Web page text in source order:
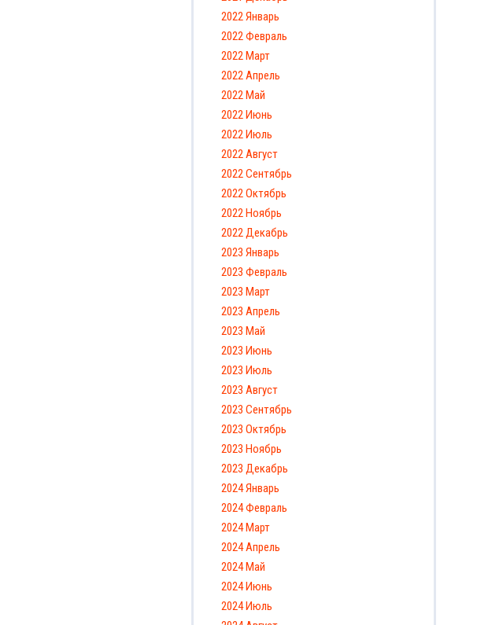
2022 Январь
2022 Февраль
2022 Март
2022 Апрель
2022 Май
2022 Июнь
2022 Июль
2022 Август
2022 Сентябрь
2022 Октябрь
2022 Ноябрь
2022 Декабрь
2023 Январь
2023 Февраль
2023 Март
2023 Апрель
2023 Май
2023 Июнь
2023 Июль
2023 Август
2023 Сентябрь
2023 Октябрь
2023 Ноябрь
2023 Декабрь
2024 Январь
2024 Февраль
2024 Март
2024 Апрель
2024 Май
2024 Июнь
2024 Июль